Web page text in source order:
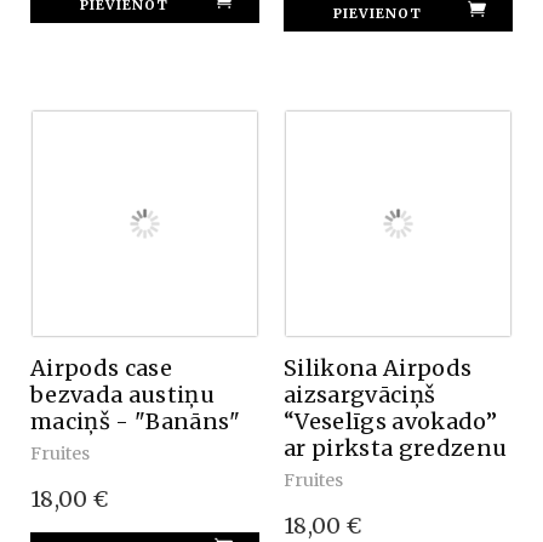
Airpods case
bezvada austiņu
maciņš - "Banāns"
Fruites
18,00 €
Silikona Airpods
aizsargvāciņš
“Veselīgs avokado”
ar pirksta gredzenu
Fruites
18,00 €